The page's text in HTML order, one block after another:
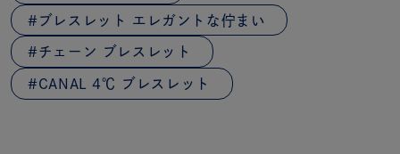
ブレスレット エレガントな佇まい
チェーン ブレスレット
CANAL 4℃ ブレスレット